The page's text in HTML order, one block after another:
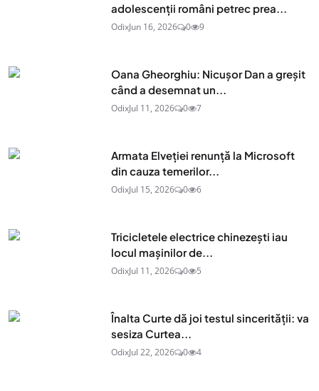
adolescenţii români petrec prea...
OdixJun 16, 2026 0 9
Oana Gheorghiu: Nicușor Dan a greșit
când a desemnat un...
OdixJul 11, 2026 0 7
Armata Elveției renunță la Microsoft
din cauza temerilor...
OdixJul 15, 2026 0 6
Tricicletele electrice chinezești iau
locul mașinilor de...
OdixJul 11, 2026 0 5
Înalta Curte dă joi testul sincerității: va
sesiza Curtea...
OdixJul 22, 2026 0 4